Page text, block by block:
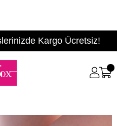
Kargo Ücretsiz!